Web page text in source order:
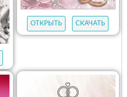
ОТКРЫТЬ СКАЧАТЬ